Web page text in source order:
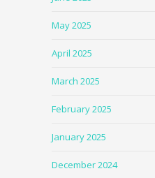
May 2025
April 2025
March 2025
February 2025
January 2025
December 2024